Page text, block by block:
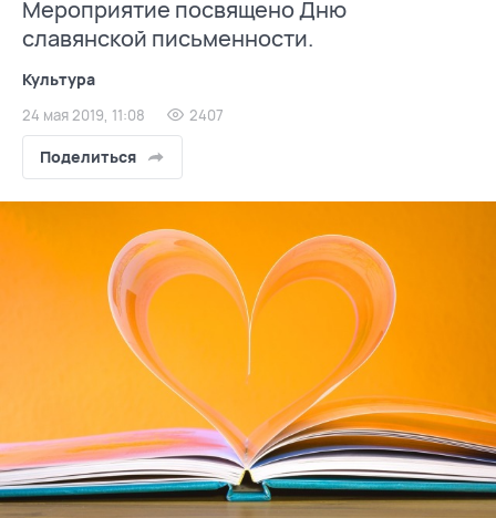
Мероприятие посвящено Дню
славянской письменности.
Культура
24 мая 2019, 11:08 2407
Поделиться